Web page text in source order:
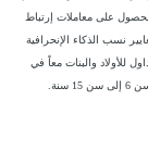
على معاملات إرتباط
معايير نسب الذكاء الإنحرافية
معياري 15، وتم إعداد جداول للأولاد والبنات معاً في